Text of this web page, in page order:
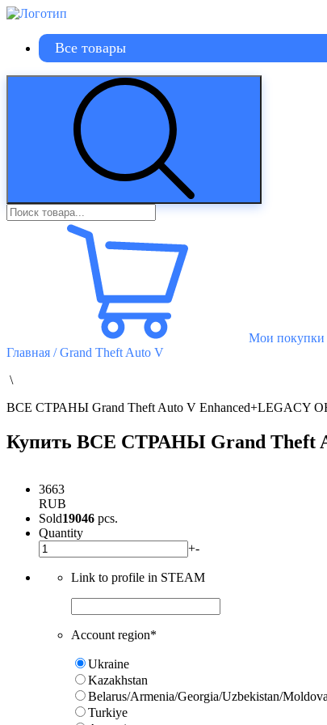
Все товары
Мои покупки
Главная / Grand Theft Auto V
\
ВСЕ СТРАНЫ Grand Theft Auto V Enhanced+LEGACY
Купить ВСЕ СТРАНЫ Grand Theft
3663
RUB
Sold19046 pcs.
Quantity
+-
Link to profile in STEAM
Account region*
Ukraine
Kazakhstan
Belarus/Armenia/Georgia/Uzbekistan/
Turkiye